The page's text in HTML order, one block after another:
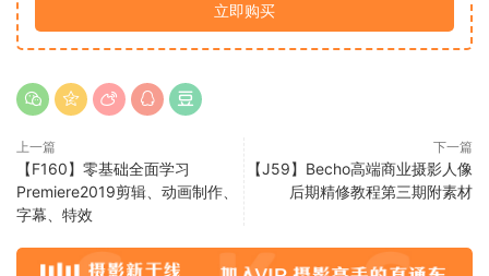
立即购买
上一篇
【F160】零基础全面学习
Premiere2019剪辑、动画制作、
字幕、特效
下一篇
【J59】Becho高端商业摄影人像
后期精修教程第三期附素材